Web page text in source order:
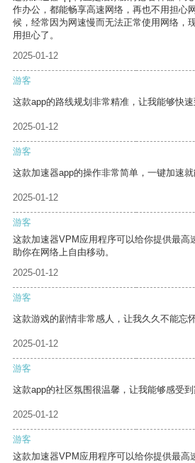
作办公，都能畅享高速网络，再也不用担心
候，经常因为网速慢而无法正常使用网络，
用担心了。
2025-01-12
游客
这款app的路线规划非常精准，让我能够快速
2025-01-12
游客
这款加速器app的操作非常简单，一键加速就
2025-01-12
游客
这款加速器VPM应用程序可以给你提供最高
助你在网络上自由移动。
2025-01-12
游客
这款游戏的剧情非常感人，让我久久不能忘怀
2025-01-12
游客
这款app的社区氛围很温馨，让我能够感受到
2025-01-12
游客
这款加速器VPM应用程序可以给你提供最高